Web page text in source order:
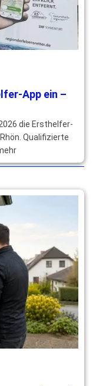
App ein –
die Ersthelfer-
Qualifizierte